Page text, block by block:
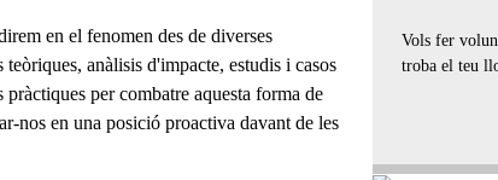
en el fenomen des de diverses
anàlisis d'impacte, estudis i casos
pràctiques per combatre aquesta forma de
nos en una posició proactiva davant de les
Vols fer
troba el teu